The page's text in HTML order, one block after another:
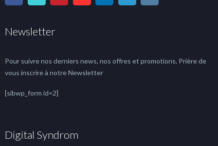
Newsletter
Pour suivre nos derniers news, nos offres et promotions, Prière de
vous inscrire à notre Newsletter
[sibwp_form id=2]
Digital Syndrom